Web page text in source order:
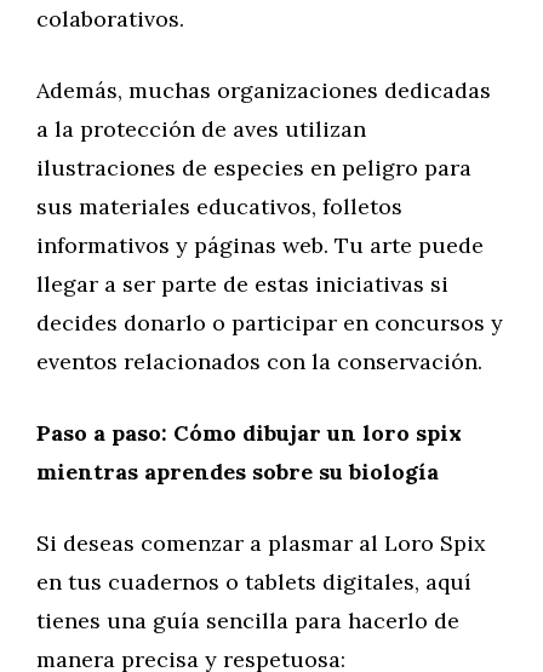
colaborativos.
Además, muchas organizaciones dedicadas
a la protección de aves utilizan
ilustraciones de especies en peligro para
sus materiales educativos, folletos
informativos y páginas web. Tu arte puede
llegar a ser parte de estas iniciativas si
decides donarlo o participar en concursos y
eventos relacionados con la conservación.
Paso a paso: Cómo dibujar un loro spix
mientras aprendes sobre su biología
Si deseas comenzar a plasmar al Loro Spix
en tus cuadernos o tablets digitales, aquí
tienes una guía sencilla para hacerlo de
manera precisa y respetuosa: